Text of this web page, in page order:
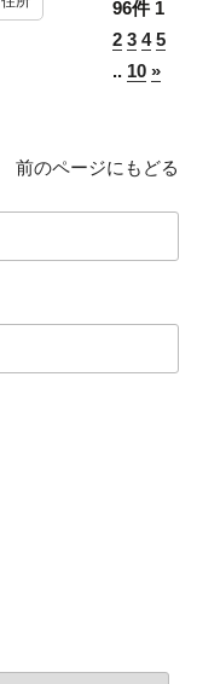
96件 1
2 3 4 5
.. 10 »
前のページにもどる